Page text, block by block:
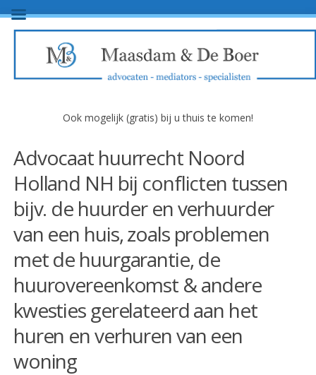
Ook mogelijk (gratis) bij u thuis te komen!
Advocaat huurrecht Noord
Holland NH bij conflicten tussen
bijv. de huurder en verhuurder
van een huis, zoals problemen
met de huurgarantie, de
huurovereenkomst & andere
kwesties gerelateerd aan het
huren en verhuren van een
woning